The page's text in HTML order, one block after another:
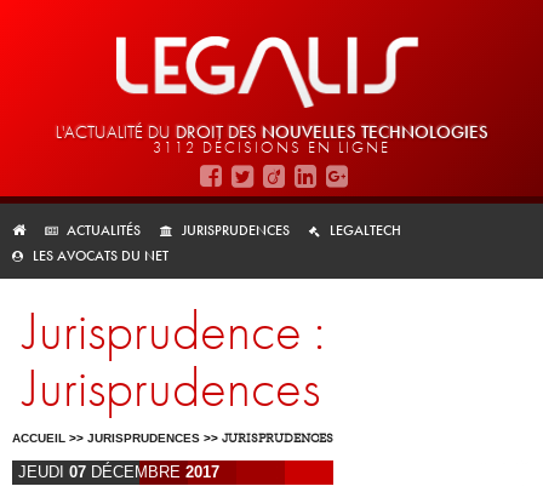
L'ACTUALITÉ DU DROIT DES NOUVELLES TECHNOLOGIES
3112 DÉCISIONS EN LIGNE
ACTUALITÉS JURISPRUDENCES
LEGALTECH
LES AVOCATS DU NET
Jurisprudence :
Jurisprudences
ACCUEIL >> JURISPRUDENCES >> JURISPRUDENCES
JEUDI 07 DÉCEMBRE 2017